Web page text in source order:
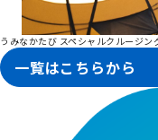
うみなかたび スペシャルクルージン
一覧はこちらから